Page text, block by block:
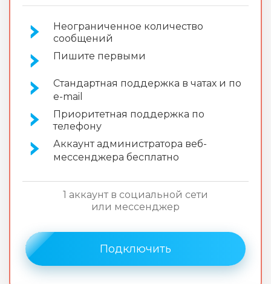
Неограниченное количество
сообщений
Пишите первыми
Стандартная поддержка в чатах и по
e-mail
Приоритетная поддержка по
телефону
Аккаунт администратора веб-
мессенджера бесплатно
1 аккаунт в социальной сети
или мессенджер
Подключить